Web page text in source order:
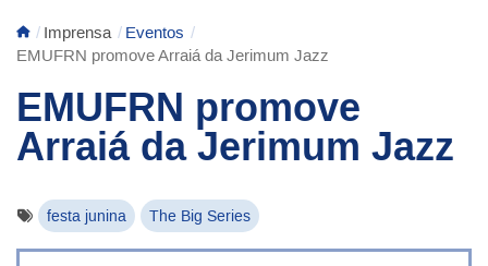
Imprensa
Eventos
EMUFRN promove Arraiá da Jerimum Jazz
EMUFRN promove
Arraiá da Jerimum Jazz
festa junina The Big Series